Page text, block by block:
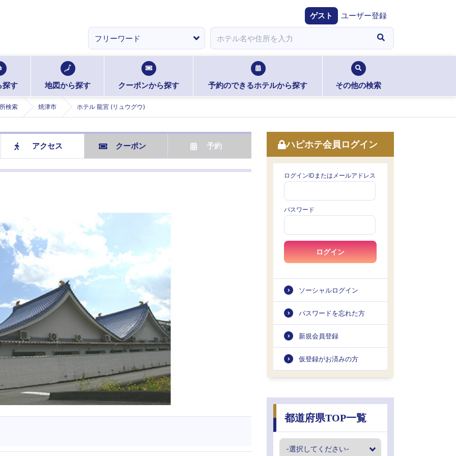
ゲスト ユーザー登録
探す 地図から探す クーポンから探す 予約のできるホテルから探す その他の検索
検索 焼津市 ホテル 龍宮 (リュウグウ)
アクセス クーポン 予約 ハピホテ会員ログイン
ログインIDまたはメールアドレス
パスワード
ログイン
ソーシャルログイン
パスワードを忘れた方
新規会員登録
仮登録がお済みの方
都道府県TOP一覧